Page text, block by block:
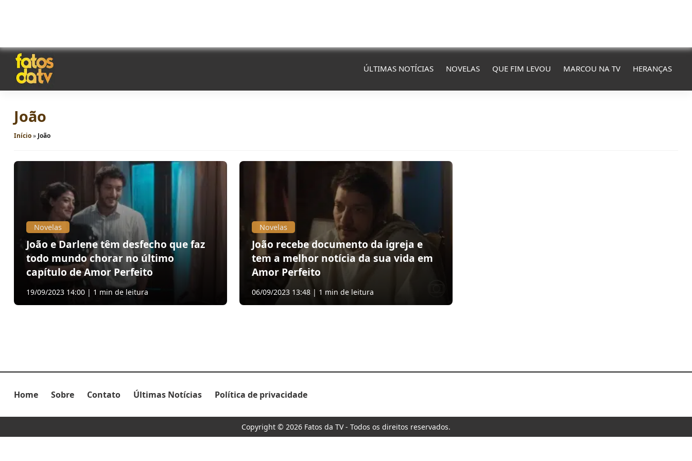
ÚLTIMAS NOTÍCIAS NOVELAS QUE FIM LEVOU MARCOU NA TV HERANÇAS
João
Início» João
Novelas
João e Darlene têm desfecho que faz
todo mundo chorar no último
capítulo de Amor Perfeito
19/09/2023 14:00 | 1 min de leitura
Novelas
João recebe documento da igreja e
tem a melhor notícia da sua vida em
Amor Perfeito
06/09/2023 13:48 | 1 min de leitura
Home Sobre Contato Últimas Notícias Política de privacidade
Copyright © 2026 Fatos da TV - Todos os direitos reservados.